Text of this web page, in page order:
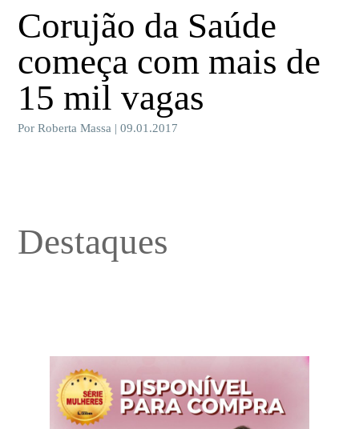
Corujão da Saúde
começa com mais de
15 mil vagas
Por Roberta Massa | 09.01.2017
Destaques